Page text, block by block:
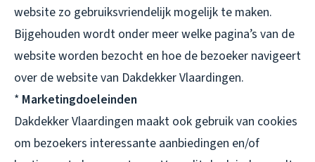
website zo gebruiksvriendelijk mogelijk te maken.
Bijgehouden wordt onder meer welke pagina’s van de
website worden bezocht en hoe de bezoeker navigeert
over de website van Dakdekker Vlaardingen.
* Marketingdoeleinden
Dakdekker Vlaardingen maakt ook gebruik van cookies
om bezoekers interessante aanbiedingen en/of